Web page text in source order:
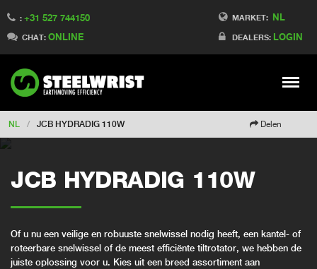
MARKET: NL
DEALERS: LOGIN
: +31 527 744150
CHAT: ONLINE
Meny
Switch to Finland
Switch to Denmark
Switch to China
Switch to Australia
Change market
NL / JCB HYDRADIG 110W Delen
JCB HYDRADIG 110W
Of u nu een veilige en robuuste snelwissel nodig heeft, een kantel- of
roteerbare snelwissel of de meest efficiënte tiltrotator, we hebben de
juiste oplossing voor u. Kies uit een breed assortiment aan